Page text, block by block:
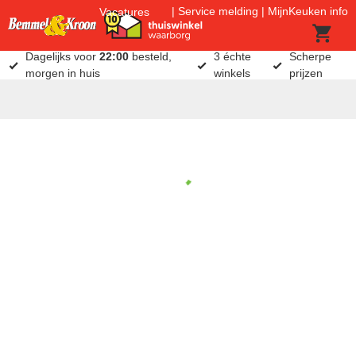
Vacatures Service melding MijnKeuken info
Dagelijks voor22:00 besteld,
morgen in huis
3 échte
winkels
Scherpe
prijzen